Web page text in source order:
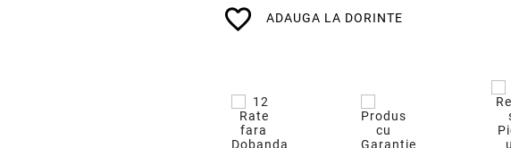
favorite_border ADAUGA LA DORINTE